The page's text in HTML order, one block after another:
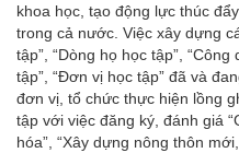
khoa học, tạo động lực thúc
trong cả nước. Việc xây dựng
tập”, “Dòng họ học tập”,
tập”, “Đơn vị học tập” đã và
đơn vị, tổ chức thực hiện lồng
tập với việc đăng ký, đánh giá
hóa”, “Xây dựng nông thôn